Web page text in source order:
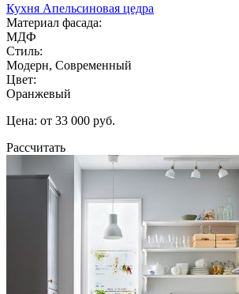
Кухня Апельсиновая цедра
Материал фасада:
МДФ
Стиль:
Модерн, Современный
Цвет:
Оранжевый
Цена: от 33 000 руб.
Рассчитать